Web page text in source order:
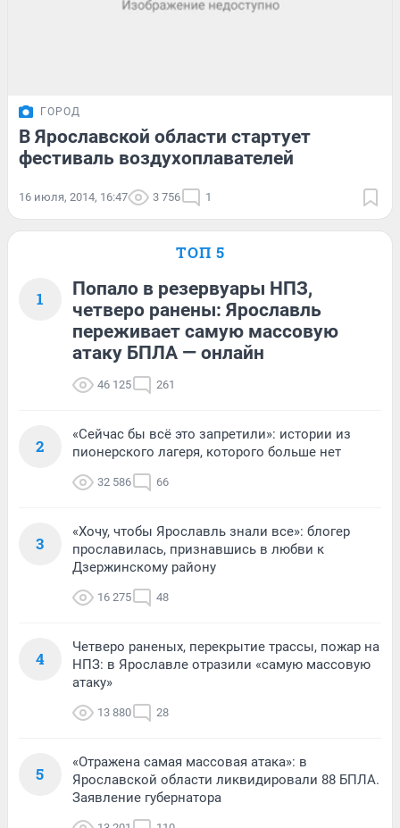
ГОРОД
В Ярославской области стартует
фестиваль воздухоплавателей
16 июля, 2014, 16:47 3 756 1
ТОП 5
1
Попало в резервуары НПЗ,
четверо ранены: Ярославль
переживает самую массовую
атаку БПЛА — онлайн
46 125 261
2
«Сейчас бы всё это запретили»: истории из
пионерского лагеря, которого больше нет
32 586 66
3
«Хочу, чтобы Ярославль знали все»: блогер
прославилась, признавшись в любви к
Дзержинскому району
16 275 48
4
Четверо раненых, перекрытие трассы, пожар на
НПЗ: в Ярославле отразили «самую массовую
атаку»
13 880 28
5
«Отражена самая массовая атака»: в
Ярославской области ликвидировали 88 БПЛА.
Заявление губернатора